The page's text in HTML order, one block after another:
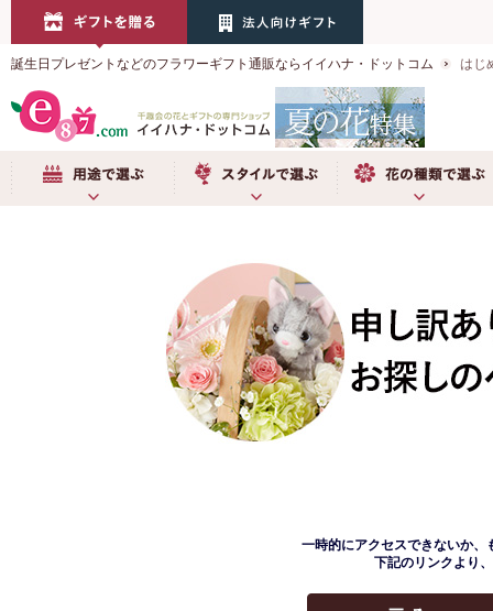
誕生日プレゼントなどのフラワーギフト通販ならイイハナ・ドットコム はじ
一時的にアクセスできないか、
下記のリンクより